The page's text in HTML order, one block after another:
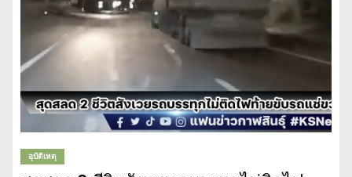
อุบัติเหตุ